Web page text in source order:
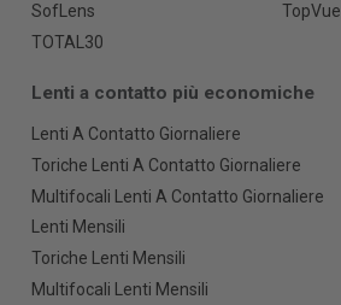
SofLens
TopVue
TOTAL30
Lenti a contatto più economiche
Lenti A Contatto Giornaliere
Toriche Lenti A Contatto Giornaliere
Multifocali Lenti A Contatto Giornaliere
Lenti Mensili
Toriche Lenti Mensili
Multifocali Lenti Mensili